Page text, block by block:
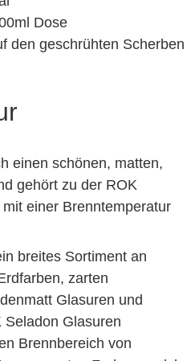
Dose
den geschrühten Scherben
einen schönen, matten,
gehört zu der ROK
einer Brenntemperatur
breites Sortiment an
zarten
Glasuren und
Seladon Glasuren
Brennbereich von